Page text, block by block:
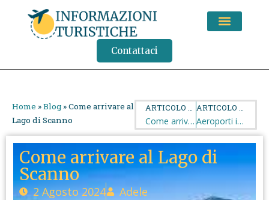
Contattaci
Home »Blog »Come arrivare al
Lago di Scanno
ARTICOLO PRECEDENTE
Come arrivare a Civita di Bagnoregio
ARTICOLO SUCCESSIVO
Aeroporti italiani
Come arrivare al Lago di
Scanno
2 Agosto 2024 Adele